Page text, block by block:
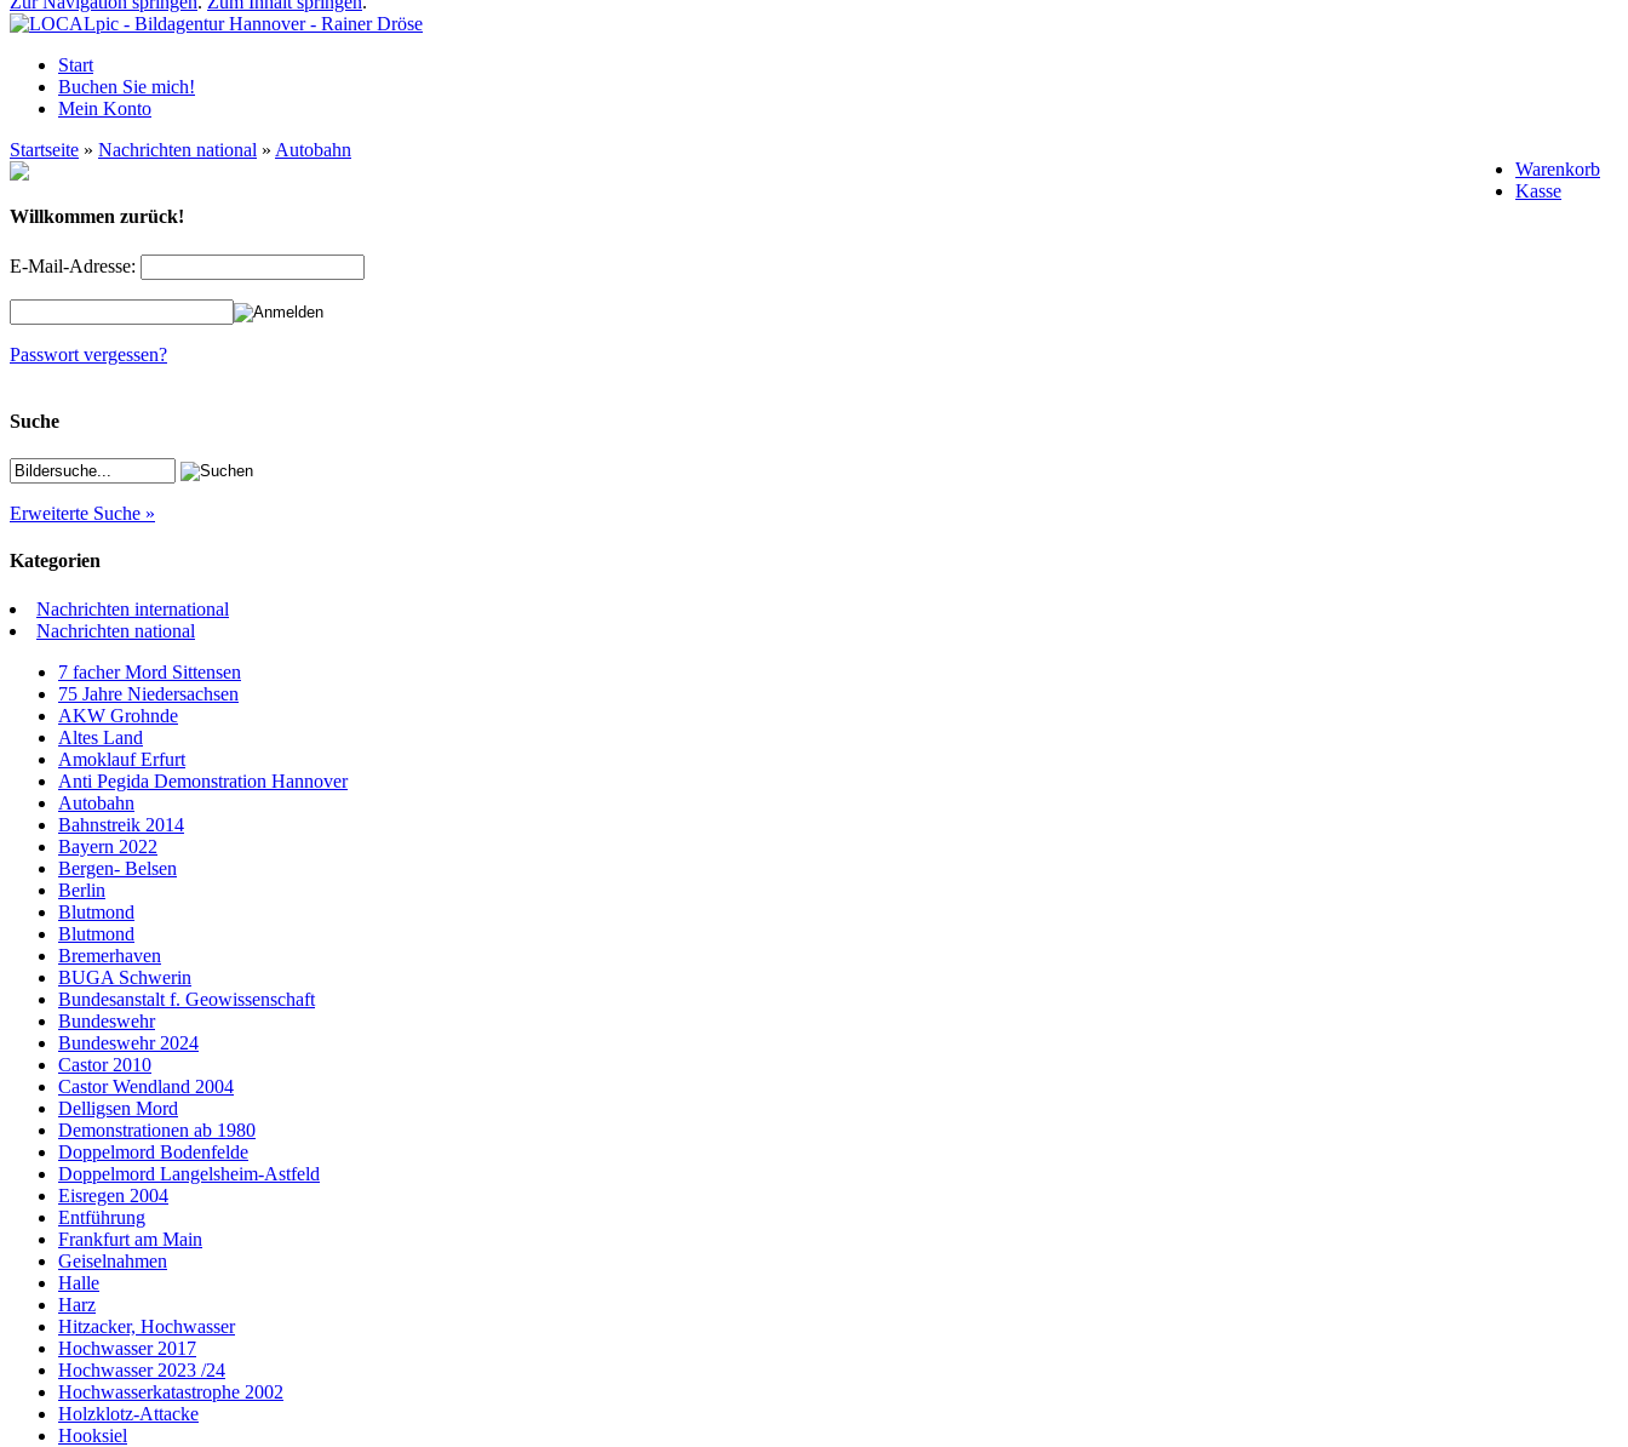
Start
Buchen Sie mich!
Mein Konto
Warenkorb
Kasse
Startseite » Nachrichten national » Autobahn
Willkommen zurück!
E-Mail-Adresse:
Passwort vergessen?
Suche
Erweiterte Suche »
Kategorien
Nachrichten international
Nachrichten national
7 facher Mord Sittensen
75 Jahre Niedersachsen
AKW Grohnde
Altes Land
Amoklauf Erfurt
Anti Pegida Demonstration Hannover
Autobahn
Bahnstreik 2014
Bayern 2022
Bergen- Belsen
Berlin
Blutmond
Blutmond
Bremerhaven
BUGA Schwerin
Bundesanstalt f. Geowissenschaft
Bundeswehr
Bundeswehr 2024
Castor 2010
Castor Wendland 2004
Delligsen Mord
Demonstrationen ab 1980
Doppelmord Bodenfelde
Doppelmord Langelsheim-Astfeld
Eisregen 2004
Entführung
Frankfurt am Main
Geiselnahmen
Halle
Harz
Hitzacker, Hochwasser
Hochwasser 2017
Hochwasser 2023 /24
Hochwasserkatastrophe 2002
Holzklotz-Attacke
Hooksiel